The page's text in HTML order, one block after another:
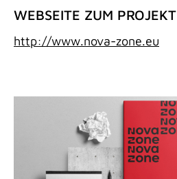
WEBSEITE ZUM PROJEKT
http://www.nova-zone.eu